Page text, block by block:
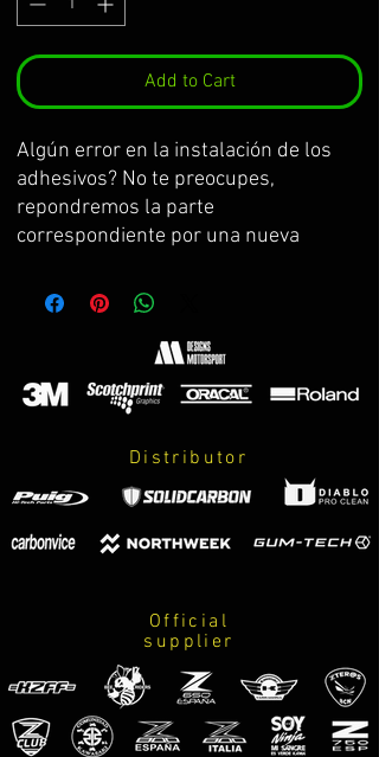
Add to Cart
Algún error en la instalación de los
adhesivos? No te preocupes,
repondremos la parte
correspondiente por una nueva
the stickers? Don't worry, we will re-
put the corresponding part for one
Une erreur dans l'installation des
adhésifs? Ne te préoccupe pas, nous
par la nouvelle l'une
Qualche errore nell'installazione degli
riporremo la parte corrispondente per
Distributor
Official
supplier